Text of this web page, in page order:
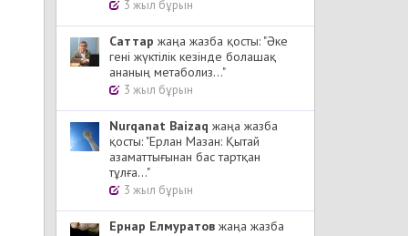
3 жыл бұрын
Cаттар жаңа жазба қосты: "Әке
гені жүктілік кезінде болашақ
ананың метаболиз..."
3 жыл бұрын
Nurqanat Baizaq жаңа жазба
қосты: "Ерлан Мазан: Қытай
азаматтығынан бас тартқан
тұлға..."
3 жыл бұрын
Ернар Елмуратов жаңа жазба